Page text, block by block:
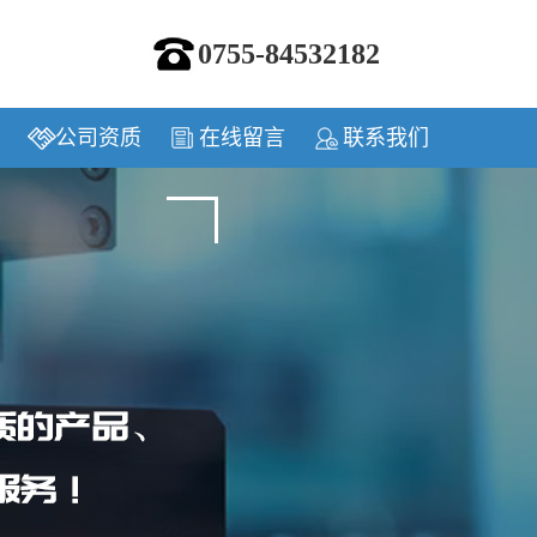
0755-84532182
公司资质 在线留言 联系我们